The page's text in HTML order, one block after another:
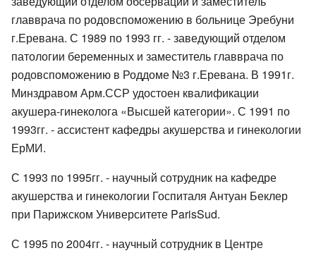
главврача по родовспоможению в больнице Эребуни
г.Еревана. С 1989 по 1993 гг. - заведующий отделом
патологии беременных и заместитель главврача по
родовспоможению в Роддоме №3 г.Еревана. В 1991г.
Минздравом Арм.ССР удостоен квалификации
акушера-гинеколога «Высшей категории». С 1991 по
1993гг. - ассистент кафедры акушерства и гинекологии
ЕрМИ.
С 1993 по 1995гг. - научный сотрудник на кафедре
акушерства и гинекологии Госпиталя Антуан Беклер
при Парижском Университете ParisSud.
С 1995 по 2004гг. - научный сотрудник в Центре